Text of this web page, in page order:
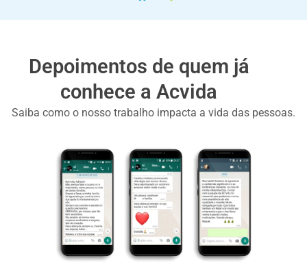
Depoimentos de quem já
conhece a Acvida
Saiba como o nosso trabalho impacta a vida das pessoas.